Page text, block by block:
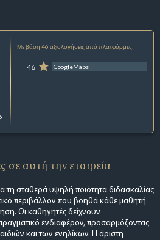
Με βάση 46 αξιολογήσεις από πλατφόρμες:
46 GoogleMaps
σε αυτή την εταιρεία
τη σταθερά υψηλή ποιότητα διδασκαλίας
περιβάλλον που βοηθά κάθε μαθητή
Οι καθηγητές δείχνουν
ενδιαφέρον, προσαρμόζοντας
και των ενηλίκων. Η άριστη